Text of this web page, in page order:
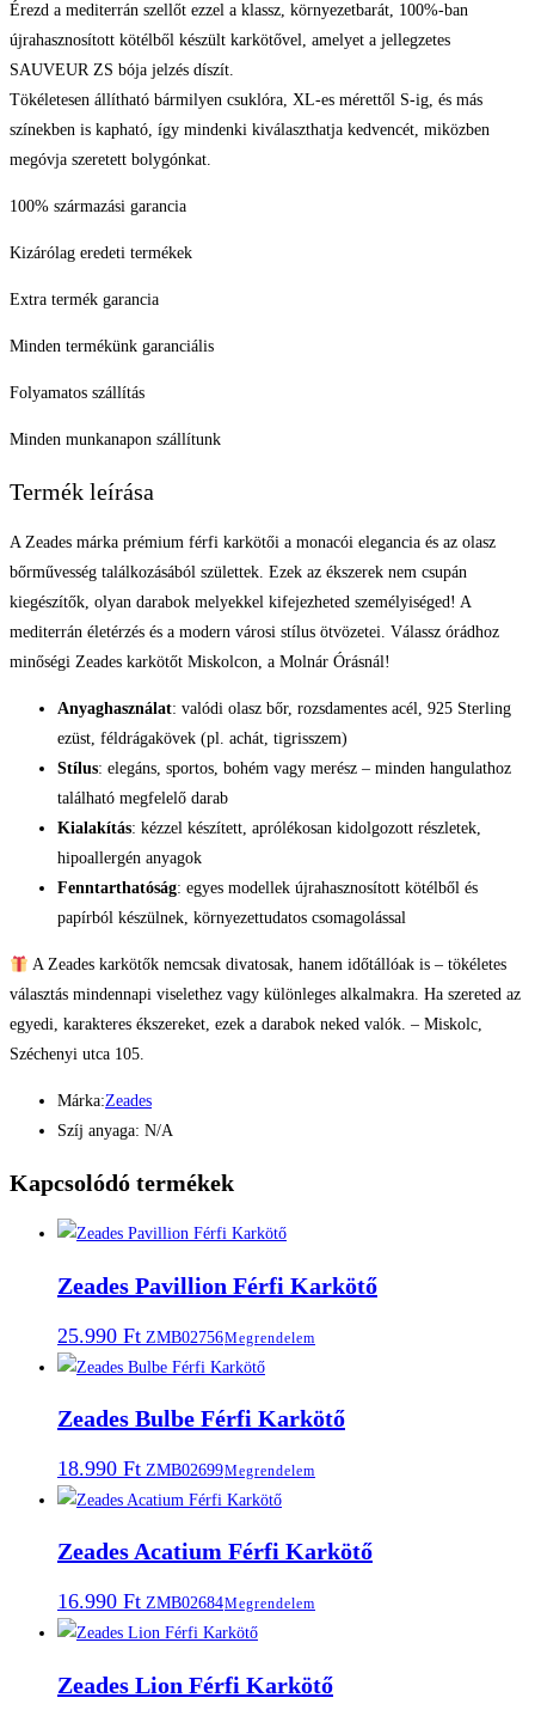
Érezd a mediterrán szellőt ezzel a klassz, környezetbarát, 100%-ban
újrahasznosított kötélből készült karkötővel, amelyet a jellegzetes
SAUVEUR ZS bója jelzés díszít.
Tökéletesen állítható bármilyen csuklóra, XL-es mérettől S-ig, és más
színekben is kapható, így mindenki kiválaszthatja kedvencét, miközben
megóvja szeretett bolygónkat.
100% származási garancia
Kizárólag eredeti termékek
Extra termék garancia
Minden termékünk garanciális
Folyamatos szállítás
Minden munkanapon szállítunk
Termék leírása
A Zeades márka prémium férfi karkötői a monacói elegancia és az olasz
bőrművesség találkozásából születtek. Ezek az ékszerek nem csupán
kiegészítők, olyan darabok melyekkel kifejezheted személyiséged! A
mediterrán életérzés és a modern városi stílus ötvözetei. Válassz órádhoz
minőségi Zeades karkötőt Miskolcon, a Molnár Órásnál!
Anyaghasználat: valódi olasz bőr, rozsdamentes acél, 925 Sterling
ezüst, féldrágakövek (pl. achát, tigrisszem)
Stílus: elegáns, sportos, bohém vagy merész – minden hangulathoz
található megfelelő darab
Kialakítás: kézzel készített, aprólékosan kidolgozott részletek,
hipoallergén anyagok
Fenntarthatóság: egyes modellek újrahasznosított kötélből és
papírból készülnek, környezettudatos csomagolással
A Zeades karkötők nemcsak divatosak, hanem időtállóak is – tökéletes
választás mindennapi viselethez vagy különleges alkalmakra. Ha szereted az
egyedi, karakteres ékszereket, ezek a darabok neked valók. – Miskolc,
Széchenyi utca 105.
Márka:Zeades
Szíj anyaga: N/A
Kapcsolódó termékek
Zeades Pavillion Férfi Karkötő
25.990 Ft ZMB02756Megrendelem
Zeades Bulbe Férfi Karkötő
18.990 Ft ZMB02699Megrendelem
Zeades Acatium Férfi Karkötő
16.990 Ft ZMB02684Megrendelem
Zeades Lion Férfi Karkötő